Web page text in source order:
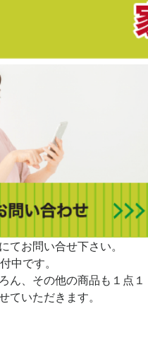
てお問い合せ下さい。
中です。
ん、その他の商品も１点１
ていただきます。